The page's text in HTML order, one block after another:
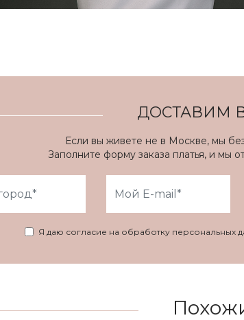
ДОСТАВИМ
Если вы живете не в Москве, мы
Заполните форму заказа платья, и мы
Я даю согласие на обработку персональных